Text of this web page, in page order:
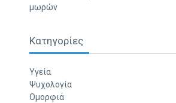
μωρών
Κατηγορίες
Υγεία
Ψυχολογία
Ομορφιά